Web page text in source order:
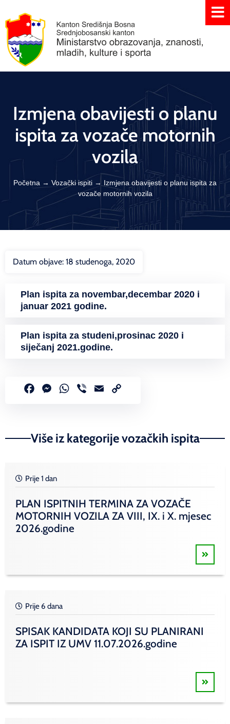
Izmjena obavijesti o planu
ispita za vozače motornih
vozila
Početna → Vozački ispiti → Izmjena obavijesti o planu ispita za
vozače motornih vozila
Datum objave: 18 studenoga, 2020
Plan ispita za novembar,decembar 2020 i
januar 2021 godine.
Plan ispita za studeni,prosinac 2020 i
siječanj 2021.godine.
FacebookMessenger
WhatsApp
Viber Email
Više iz kategorije vozačkih ispita
Prije 1 dan
PLAN ISPITNIH TERMINA ZA VOZAČE
MOTORNIH VOZILA ZA VIII, IX. i X. mjesec
2026.godine
Prije 6 dana
SPISAK KANDIDATA KOJI SU PLANIRANI
ZA ISPIT IZ UMV 11.07.2026.godine